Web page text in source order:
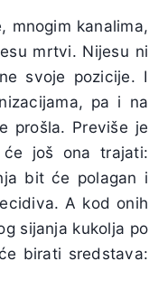
mnogim kanalima,
mrtvi. Nijesu ni
svoje pozicije. I
pa i na
prošla. Previše je
još ona trajati:
bit će polagan i
A kod onih
sijanja kukolja po
birati sredstava: